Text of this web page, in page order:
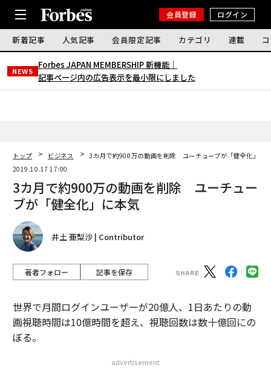
会員登録 ログイン
新着記事 人気記事 会員限定記事 カテゴリ 連載
NEWS
Forbes JAPAN MEMBERSHIP 新機能｜
記事ページ内の広告表示を最小限にしました
トップ ビジネス
3カ月で約900万の動画を削除 ユーチューブが「健全化」に
2019.10.17 17:00
3カ月で約900万の動画を削除 ユーチュー
ブが「健全化」に本気
井土 亜梨沙 | Contributor
著者フォロー 記事を保存
世界で月間ログインユーザーが20億人、1日あたりの動
画視聴時間は10億時間を超え、視聴回数は数十億回にの
ぼる。
advertisement